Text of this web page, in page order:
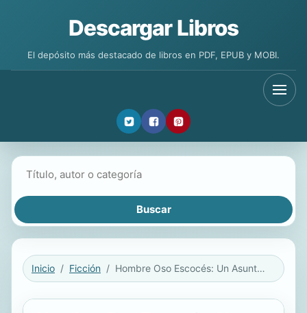
Descargar Libros
El depósito más destacado de libros en PDF, EPUB y MOBI.
Inicio Ficción Hombre Oso Escocés: Un Asunto Peligroso